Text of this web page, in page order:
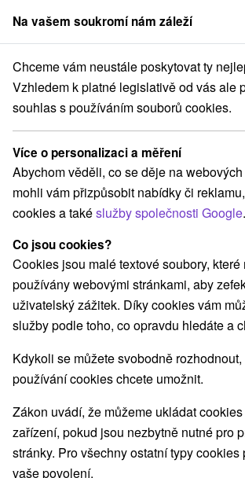
člen skupinySorger
Tatranské panorama a neomezený relax
Tatranské panorama a
relax na Štrbském Plese
Hotel SOREA TRIGAN★★★Štrbské Pleso
Štrbské Pleso
Navigovat do místa
9,1 vynikající ·829 recenzí
Na vašem soukromí nám záleží
Chceme vám neustále poskytovat ty
Vzhledem k platné legislativě od vás ale
souhlas s používáním souborů cookies.
Více o personalizaci a měření
Abychom věděli, co se děje na
mohli vám přizpůsobit nabídky či
cookies a takéslužby společnosti Google.
Co jsou cookies?
Cookies jsou malé textové soubory, které
používány webovými stránkami, aby
uživatelský zážitek. Díky cookies vám
služby podle toho, co opravdu hledáte a
Kdykoli se můžete svobodně
používání cookies chcete umožnit.
Zákon uvádí, že můžeme ukládat
zařízení, pokud jsou nezbytně nutné pro
stránky. Pro všechny ostatní typy cookies
vaše povolení.